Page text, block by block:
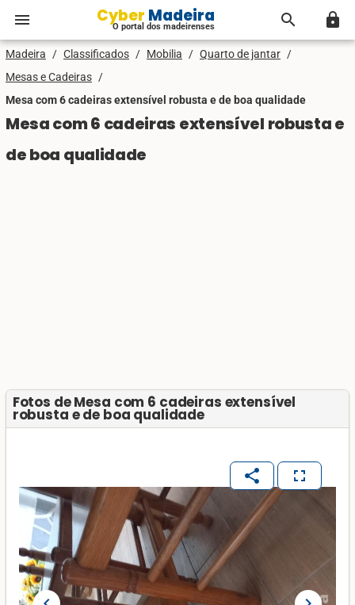
menu Cyber Madeira
O portal dos madeirenses search lock
Madeira / Classificados / Mobilia / Quarto de jantar /
Mesas e Cadeiras /
Mesa com 6 cadeiras extensível robusta e de boa qualidade
Mesa com 6 cadeiras extensível robusta e
de boa qualidade
Fotos de Mesa com 6 cadeiras extensível
robusta e de boa qualidade
share fullscreen